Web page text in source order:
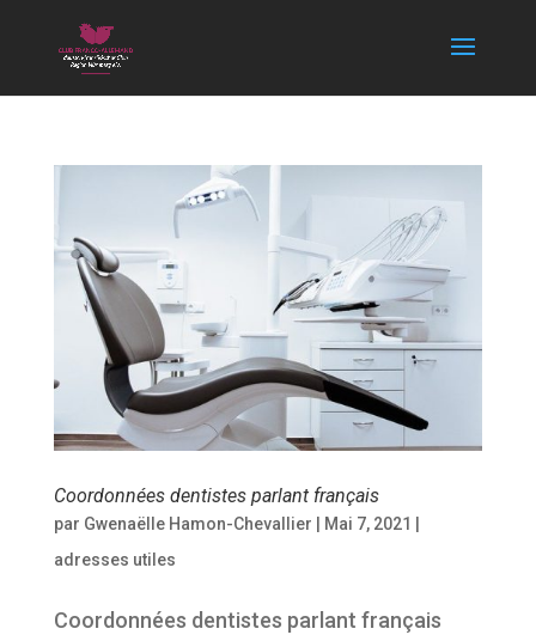
Coordonnées dentistes parlant français
par Gwenaëlle Hamon-Chevallier Mai 7, 2021
adresses utiles
Coordonnées dentistes parlant français